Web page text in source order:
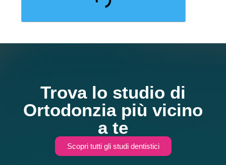
Trova lo studio di
Ortodonzia più vicino
a te
Scopri tutti gli studi dentistici